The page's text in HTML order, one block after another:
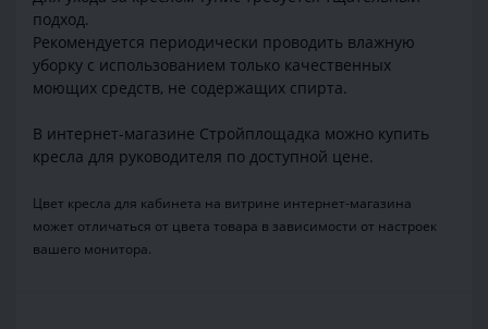
подход.
Рекомендуется периодически проводить влажную
уборку с использованием только качественных
моющих средств, не содержащих спирта.
В интернет-магазине Стройплощадка можно купить
кресла для руководителя по доступной цене.
Цвет кресла для кабинета на витрине интернет-магазина
может отличаться от цвета товара в зависимости от настроек
вашего монитора.